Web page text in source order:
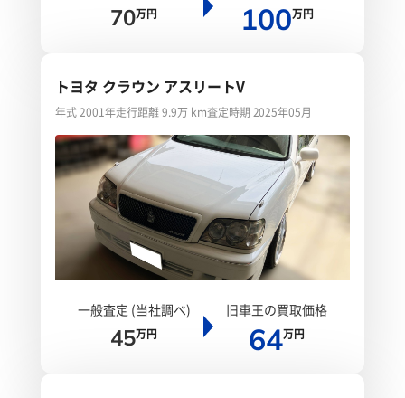
70万円 100万円
トヨタ クラウン アスリートV
年式 2001年走行距離 9.9万 km査定時期 2025年05月
一般査定 (当社調べ)
45万円
旧車王の買取価格
64万円